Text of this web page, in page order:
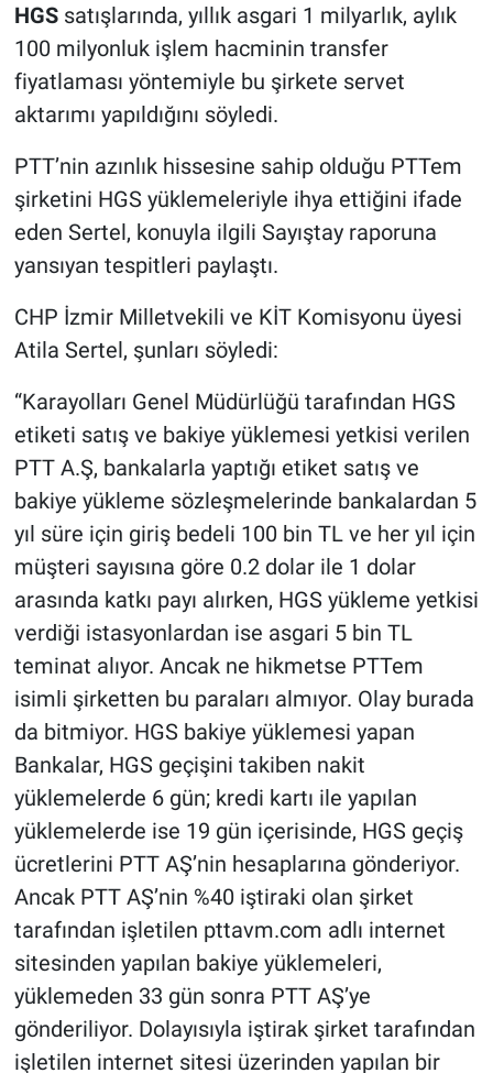
HGSsatışlarında, yıllık asgari 1 milyarlık, aylık
100 milyonluk işlem hacminin transfer
fiyatlaması yöntemiyle bu şirkete servet
aktarımı yapıldığını söyledi.
PTT’nin azınlık hissesine sahip olduğu PTTem
şirketini HGS yüklemeleriyle ihya ettiğini ifade
eden Sertel, konuyla ilgili Sayıştay raporuna
yansıyan tespitleri paylaştı.
CHP İzmir Milletvekili ve KİT Komisyonu üyesi
Atila Sertel, şunları söyledi:
“Karayolları Genel Müdürlüğü tarafından HGS
etiketi satış ve bakiye yüklemesi yetkisi verilen
PTT A.Ş, bankalarla yaptığı etiket satış ve
bakiye yükleme sözleşmelerinde bankalardan 5
yıl süre için giriş bedeli 100 bin TL ve her yıl için
müşteri sayısına göre 0.2 dolar ile 1 dolar
arasında katkı payı alırken, HGS yükleme yetkisi
verdiği istasyonlardan ise asgari 5 bin TL
teminat alıyor. Ancak ne hikmetse PTTem
isimli şirketten bu paraları almıyor. Olay burada
da bitmiyor. HGS bakiye yüklemesi yapan
Bankalar, HGS geçişini takiben nakit
yüklemelerde 6 gün; kredi kartı ile yapılan
yüklemelerde ise 19 gün içerisinde, HGS geçiş
ücretlerini PTT AŞ’nin hesaplarına gönderiyor.
Ancak PTT AŞ’nin %40 iştiraki olan şirket
tarafından işletilen pttavm.com adlı internet
sitesinden yapılan bakiye yüklemeleri,
yüklemeden 33 gün sonra PTT AŞ’ye
gönderiliyor. Dolayısıyla iştirak şirket tarafından
işletilen internet sitesi üzerinden yapılan bir